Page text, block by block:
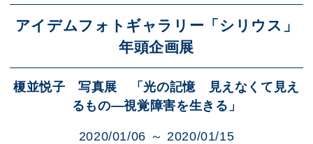
アイデムフォトギャラリー「シリウス」
年頭企画展
榎並悦子 写真展 「光の記憶 見えなくて見え
るもの—視覚障害を生きる」
2020/01/06 ～ 2020/01/15
アクセス
ブログ